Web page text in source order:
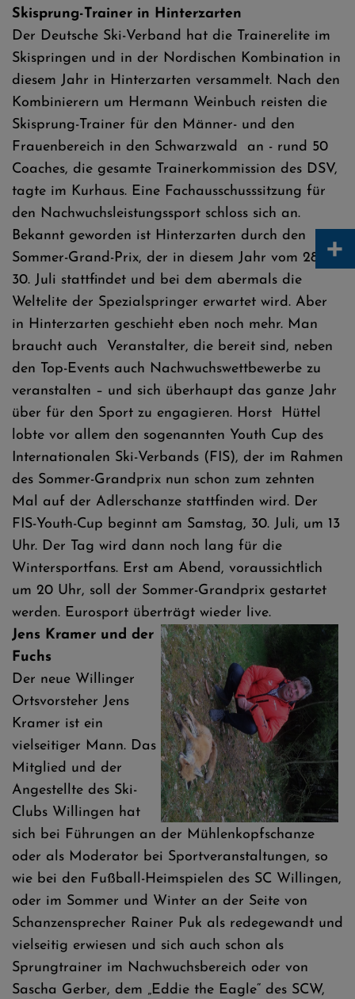
Skisprung-Trainer in Hinterzarten
Der Deutsche Ski-Verband hat die Trainerelite im
Skispringen und in der Nordischen Kombination in
diesem Jahr in Hinterzarten versammelt. Nach den
Kombinierern um Hermann Weinbuch reisten die
Skisprung-Trainer für den Männer- und den
Frauenbereich in den Schwarzwald an - rund 50
Coaches, die gesamte Trainerkommission des DSV,
tagte im Kurhaus. Eine Fachausschusssitzung für
den Nachwuchsleistungssport schloss sich an.
Bekannt geworden ist Hinterzarten durch den
Sommer-Grand-Prix, der in diesem Jahr vom 28. bis
30. Juli stattfindet und bei dem abermals die
Weltelite der Spezialspringer erwartet wird. Aber
in Hinterzarten geschieht eben noch mehr. Man
braucht auch Veranstalter, die bereit sind, neben
den Top-Events auch Nachwuchswettbewerbe zu
veranstalten – und sich überhaupt das ganze Jahr
über für den Sport zu engagieren. Horst Hüttel
lobte vor allem den sogenannten Youth Cup des
Internationalen Ski-Verbands (FIS), der im Rahmen
des Sommer-Grandprix nun schon zum zehnten
Mal auf der Adlerschanze stattfinden wird. Der
FIS-Youth-Cup beginnt am Samstag, 30. Juli, um 13
Uhr. Der Tag wird dann noch lang für die
Wintersportfans. Erst am Abend, voraussichtlich
um 20 Uhr, soll der Sommer-Grandprix gestartet
werden. Eurosport überträgt wieder live.
Jens Kramer und der
Fuchs
Der neue Willinger
Ortsvorsteher Jens
Kramer ist ein
vielseitiger Mann. Das
Mitglied und der
Angestellte des Ski-
Clubs Willingen hat
sich bei Führungen an der Mühlenkopfschanze
oder als Moderator bei Sportveranstaltungen, so
wie bei den Fußball-Heimspielen des SC Willingen,
oder im Sommer und Winter an der Seite von
Schanzensprecher Rainer Puk als redegewandt und
vielseitig erwiesen und sich auch schon als
Sprungtrainer im Nachwuchsbereich oder von
Sascha Gerber, dem „Eddie the Eagle“ des SCW,
+